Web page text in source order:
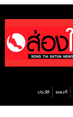
ประวัติ แผนที่